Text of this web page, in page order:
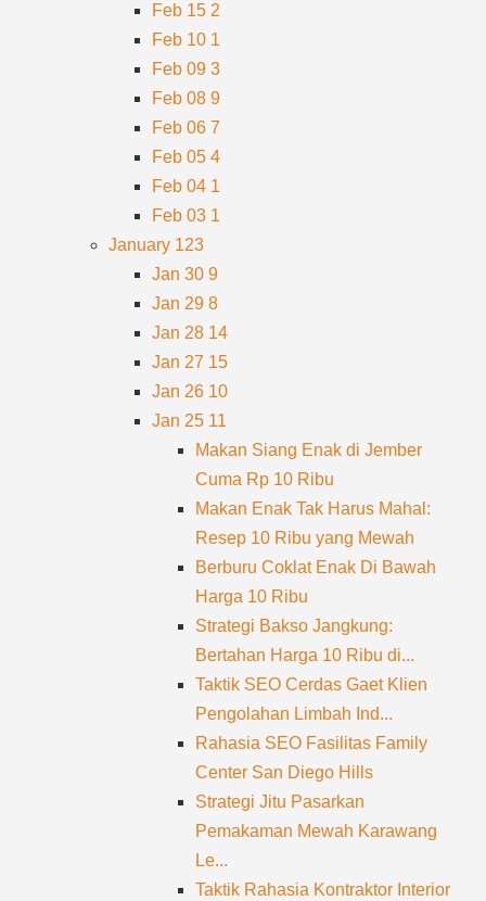
Feb 15 2
Feb 10 1
Feb 09 3
Feb 08 9
Feb 06 7
Feb 05 4
Feb 04 1
Feb 03 1
January 123
Jan 30 9
Jan 29 8
Jan 28 14
Jan 27 15
Jan 26 10
Jan 25 11
Makan Siang Enak di Jember
Cuma Rp 10 Ribu
Makan Enak Tak Harus Mahal:
Resep 10 Ribu yang Mewah
Berburu Coklat Enak Di Bawah
Harga 10 Ribu
Strategi Bakso Jangkung:
Bertahan Harga 10 Ribu di...
Taktik SEO Cerdas Gaet Klien
Pengolahan Limbah Ind...
Rahasia SEO Fasilitas Family
Center San Diego Hills
Strategi Jitu Pasarkan
Pemakaman Mewah Karawang
Le...
Taktik Rahasia Kontraktor Interior